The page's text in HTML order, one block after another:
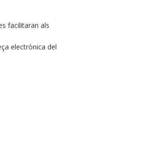
facilitaran als
electrònica del